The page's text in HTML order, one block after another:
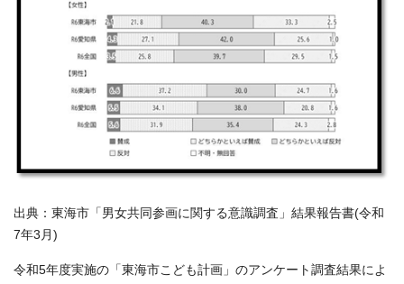
出典：東海市「男女共同参画に関する意識調査」結果報告書(令和
7年3月)
令和5年度実施の「東海市こども計画」のアンケート調査結果によ